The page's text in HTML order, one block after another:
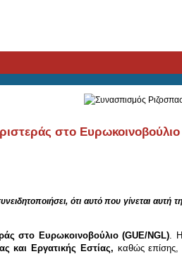
στο Ευρωκοινοβούλιο
ότι αυτό που γίνεται αυτή
στο Ευρωκοινοβούλιο (GUE/NGL) .
και Εργατικής Εστίας, καθώς επίσης,